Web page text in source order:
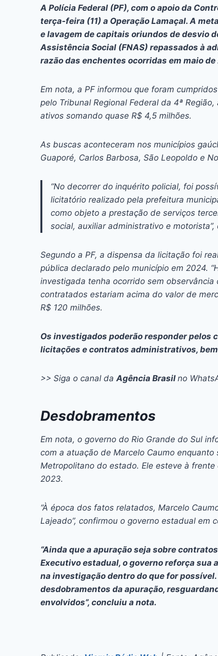
c
e
b
o
o
k
s
s
e
n
g
er
at
s
A
p
p
e
a
d
s
itt
er
er
e
st
k
e
dI
n
l
A Polícia Federal (PF), com o apoio da
terça-feira (11) a Operação Lamaçal. A
e lavagem de capitais oriundos de desvio
Assistência Social (FNAS) repassados à
razão das enchentes ocorridas em maio
Em nota, a PF informou que foram
pelo Tribunal Regional Federal da 4ª
ativos somando quase R$ 4,5 milhões.
As buscas aconteceram nos municípios
Guaporé, Carlos Barbosa, São Leopoldo e
“No decorrer do inquérito policial, foi
licitatório realizado pela prefeitura
como objeto a prestação de serviços
social, auxiliar administrativo e
Segundo a PF, a dispensa da licitação foi
pública declarado pelo município em 2024.
investigada tenha ocorrido sem
contratados estariam acima do valor de
R$ 120 milhões.
Os investigados poderão responder pelos
licitações e contratos administrativos,
>> Siga o canal daAgência Brasil no
Desdobramentos
Em nota, o governo do Rio Grande do Sul
com a atuação de Marcelo Caumo
Metropolitano do estado. Ele esteve à
2023.
“À época dos fatos relatados, Marcelo
Lajeado”, confirmou o governo estadual em
“Ainda que a apuração seja sobre
Executivo estadual, o governo reforça sua
na investigação dentro do que for
desdobramentos da apuração,
envolvidos”, concluiu a nota.